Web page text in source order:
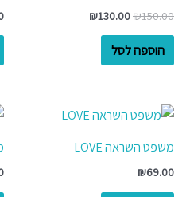
₪150.00
₪130.00
הוספה לסל
משפט השראה LOVE
₪69.00